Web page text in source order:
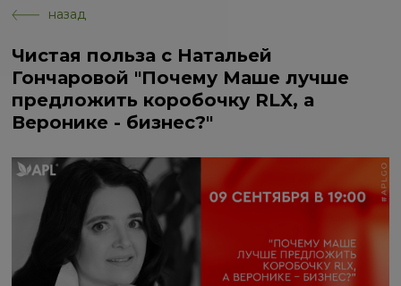
назад
Чистая польза с Натальей
Гончаровой "Почему Маше лучше
предложить коробочку RLX, а
Веронике - бизнес?"